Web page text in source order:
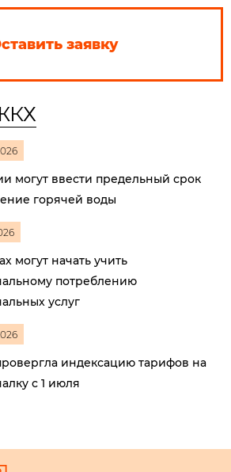
заявку
могут ввести предельный срок
горячей воды
могут начать учить
потреблению
услуг
индексацию тарифов на
с 1 июля